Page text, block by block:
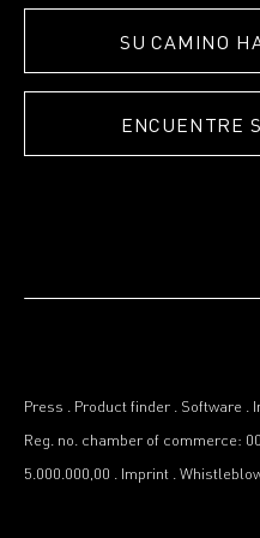
SU CAMINO
ENCUENTRE
Press . Product finder . Software .
Reg. no. chamber of commerce:
5.000.000,00 . Imprint .